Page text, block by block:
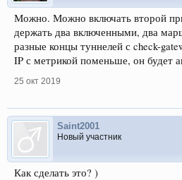
Можно. Можно включать второй
держать два включенными, два
разные концы туннелей с check-
IP с метрикой поменьше, он будет
25 окт 2019
Saint2001
Новый участник
Как сделать это? )